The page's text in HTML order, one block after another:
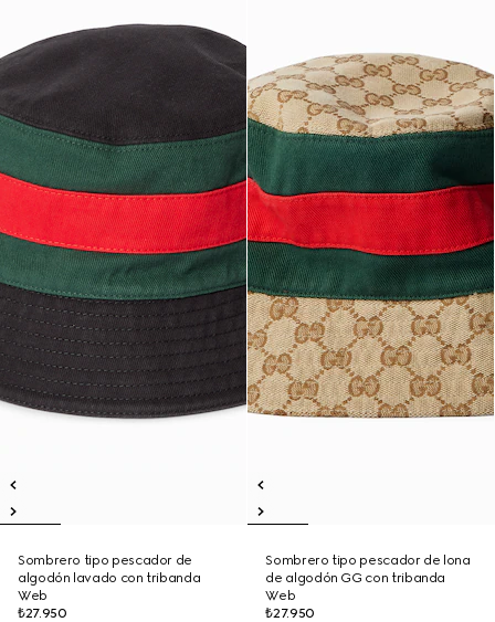
Sombrero tipo pescador de
algodón lavado con tribanda
Web
₺27.950
Sombrero tipo pescador de lona
de algodón GG con tribanda
Web
₺27.950